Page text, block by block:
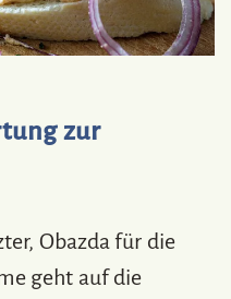
zur
Obazda für die
geht auf die